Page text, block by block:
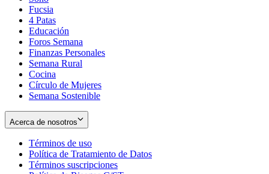
in
new
window
Fucsia
in
new
window
4 Patas
Educación
Foros Semana
Finanzas Personales
Semana Rural
Cocina
Círculo de Mujeres
Semana Sostenible
Acerca de nosotros
Términos de uso
in
new
Política de Tratamiento de Datos
Términos suscripciones